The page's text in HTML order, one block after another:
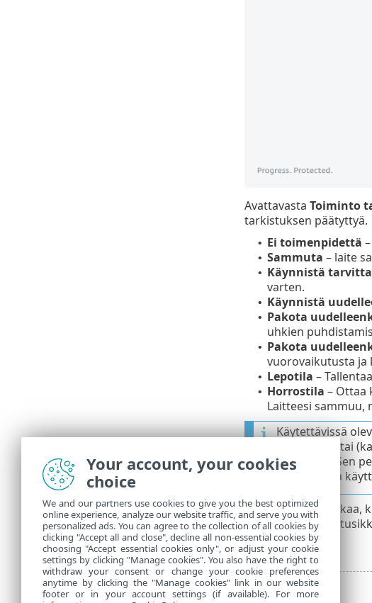
Avattavasta Toiminto
tarkistuksen päätyttyä.
• Ei toimenpidettä
• Sammuta – laite
• Käynnistä
varten.
• Käynnistä
• Pakota
uhkien
• Pakota
vuorovaikutusta ja
• Lepotila –
• Horrostila – Ottaa
Laitteesi sammuu,
Käytettävissä
asetuksista tai
oleva laite. Sen
akun kestoa
Valittu toiminto alkaa,
uudelleen,
käytöstä).
Your account, your cookies
choice
We and our partners use cookies to give you the best optimized
online experience, analyze our website traffic, and serve you with
personalized ads. You can agree to the collection of all cookies by
clicking "Accept all and close", decline all non-essential cookies by
choosing "Accept essential cookies only", or adjust your cookie
settings by clicking "Manage cookies". You also have the right to
withdraw your consent or change your cookie preferences
anytime by clicking the "Manage cookies" link in our website
footer or in your account settings (if available). For more